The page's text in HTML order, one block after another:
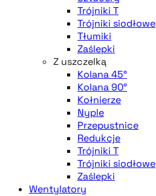
Trójniki T
Trójniki siodłowe
Tłumiki
Zaślepki
Z uszczelką
Kolana 45°
Kolana 90°
Kołnierze
Nyple
Przepustnice
Redukcje
Trójniki T
Trójniki siodłowe
Zaślepki
Wentylatory